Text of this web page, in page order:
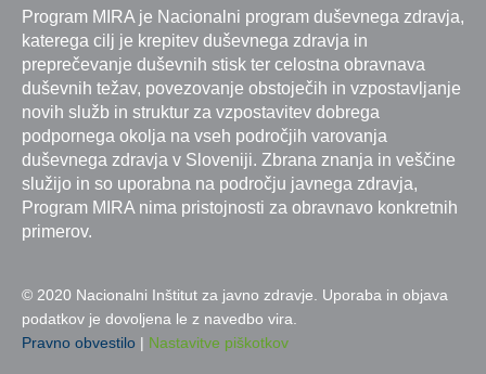
Program MIRA je Nacionalni program duševnega zdravja,
katerega cilj je krepitev duševnega zdravja in
preprečevanje duševnih stisk ter celostna obravnava
duševnih težav, povezovanje obstoječih in vzpostavljanje
novih služb in struktur za vzpostavitev dobrega
podpornega okolja na vseh področjih varovanja
duševnega zdravja v Sloveniji. Zbrana znanja in veščine
služijo in so uporabna na področju javnega zdravja,
Program MIRA nima pristojnosti za obravnavo konkretnih
primerov.
© 2020 Nacionalni Inštitut za javno zdravje. Uporaba in objava
podatkov je dovoljena le z navedbo vira.
Pravno obvestilo | Nastavitve piškotkov